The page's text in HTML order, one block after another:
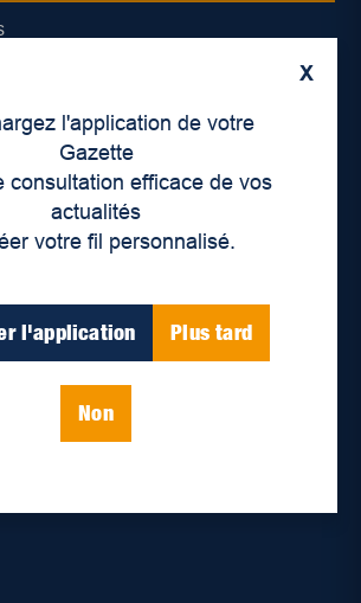
X
l'application de votre
Gazette
consultation efficace de vos
actualités
votre fil personnalisé.
l'application Plus tard
Non